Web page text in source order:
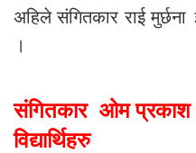
अहिले संगितकार राई
।
संगितकार ओम प्रकाश
विद्यार्थिहरु